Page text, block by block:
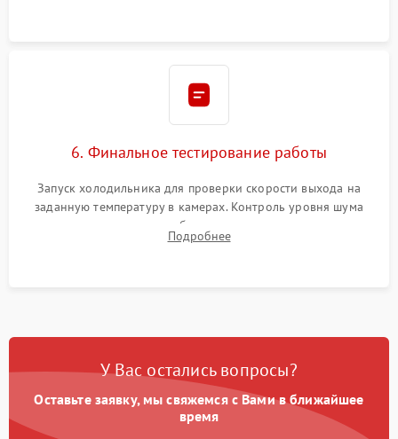
6. Финальное тестирование работы
Запуск холодильника для проверки скорости выхода на
заданную температуру в камерах. Контроль уровня шума
компрессора, отсутствия обмерзания стенок и корректного
срабатывания системы автоматической оттайки.
Подробнее
У Вас остались вопросы?
Оставьте заявку, мы свяжемся с Вами в ближайшее
время